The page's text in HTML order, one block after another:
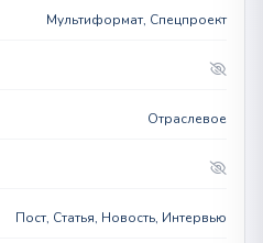
Мультиформат, Спецпроект
Отраслевое
Пост, Статья, Новость, Интервью